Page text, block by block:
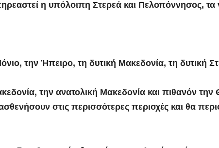
η υπόλοιπη Στερεά και Πελοπόννησος, τα
την Ήπειρο, τη δυτική Μακεδονία, τη δυτική
την ανατολική Μακεδονία και πιθανόν την
στις περισσότερες περιοχές και θα